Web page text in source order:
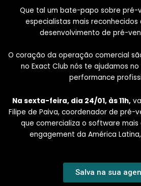
Que tal um bate-papo sobre pré-
especialistas mais
desenvolvimento de pré-
O coração da operação comercial
no Exact Club nós te ajudamos
performance
Na sexta-feira, dia 24/01, às 11h,
Filipe de Paiva, coordenador de pré-
que comercializa o software
engagement da América
Salva na sua